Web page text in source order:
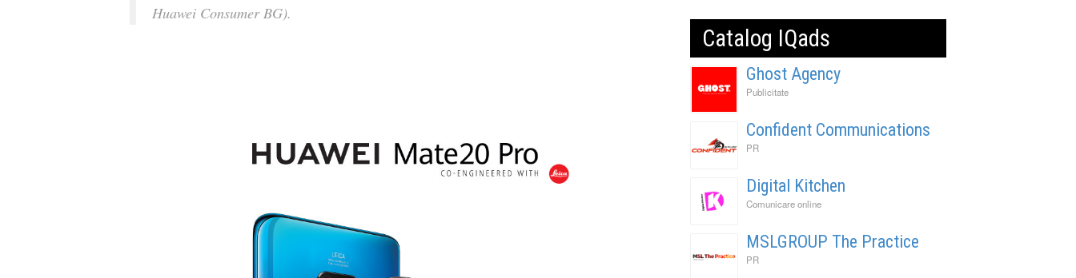
Huawei Consumer BG).
Catalog IQads
Ghost Agency
Publicitate
Confident Communications
PR
Digital Kitchen
Comunicare online
MSLGROUP The Practice
PR